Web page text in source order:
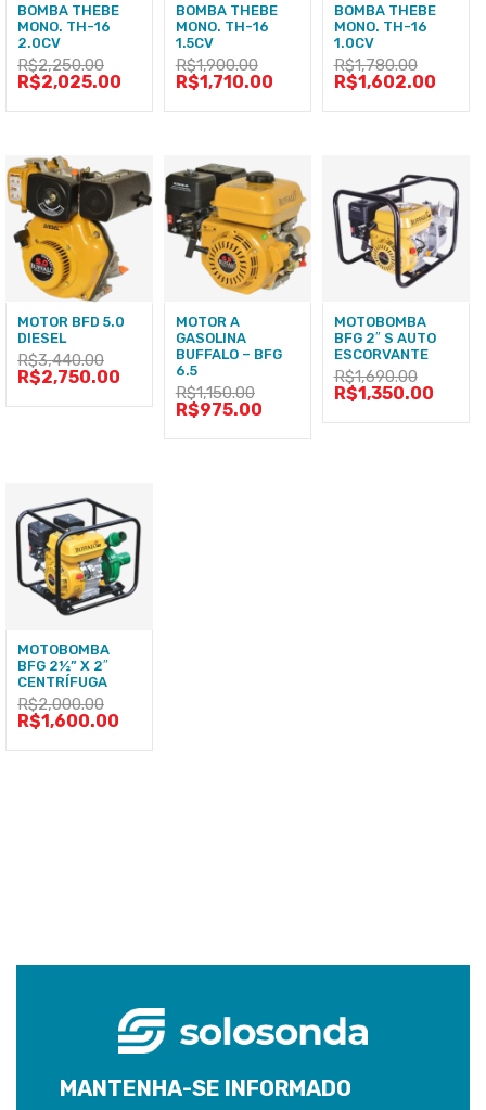
BOMBA THEBE
MONO. TH-16
2.0CV
R$2,250.00
R$2,025.00
BOMBA THEBE
MONO. TH-16
1.5CV
R$1,900.00
R$1,710.00
BOMBA THEBE
MONO. TH-16
1.0CV
R$1,780.00
R$1,602.00
MOTOR BFD 5.0
DIESEL
R$3,440.00
R$2,750.00
MOTOR A
GASOLINA
BUFFALO – BFG
6.5
R$1,150.00
R$975.00
MOTOBOMBA
BFG 2″ S AUTO
ESCORVANTE
R$1,690.00
R$1,350.00
MOTOBOMBA
BFG 2½” X 2″
CENTRÍFUGA
R$2,000.00
R$1,600.00
MANTENHA-SE INFORMADO